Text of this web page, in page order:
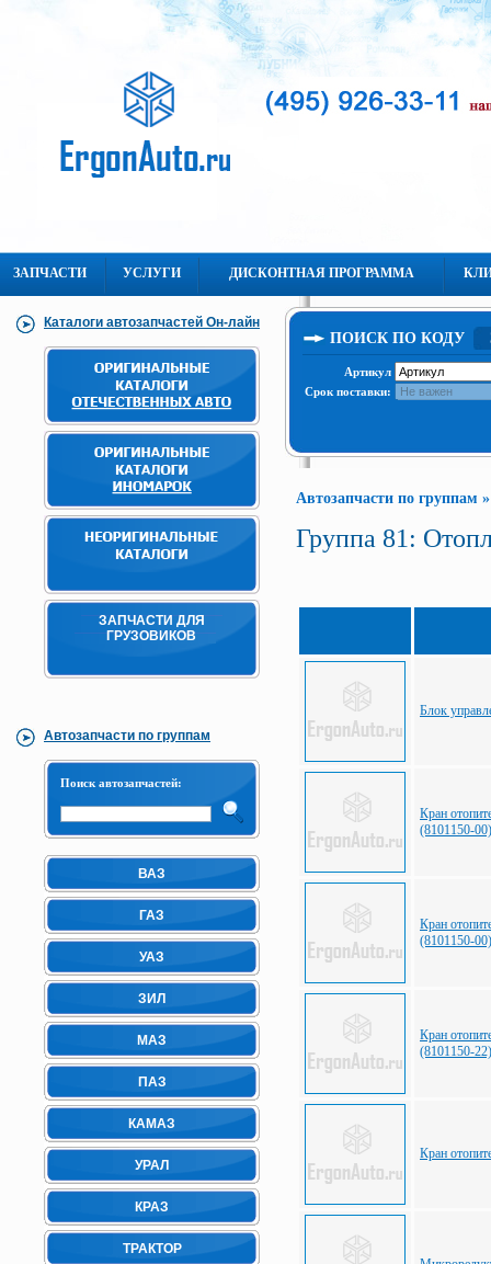
ЗАПЧАСТИ УСЛУГИ ДИСКОНТНАЯ ПРОГРАММА
Каталоги автозапчастей Он-лайн
ЗАПЧАСТИ ДЛЯ
ГРУЗОВИКОВ
Автозапчасти по группам
Поиск автозапчастей:
ВАЗ
ГАЗ
УАЗ
ЗИЛ
МАЗ
ПАЗ
КАМАЗ
УРАЛ
КРАЗ
ТРАКТОР
ПОИСК ПО КОДУ
Артикул
Срок поставки:
Автозапчасти по группам
Группа 81:
Блок
Кран
(8101150-
Кран
(8101150-
Кран
(8101150-22)
Кран